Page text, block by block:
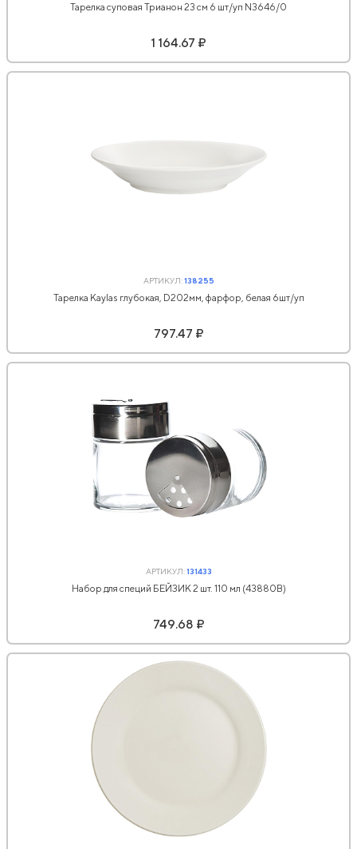
Тарелка суповая Трианон 23 см 6 шт/уп N3646/0
1 164.67 ₽
АРТИКУЛ:138255
Тарелка Kaylas глубокая, D202мм, фарфор, белая 6шт/уп
797.47 ₽
АРТИКУЛ:131433
Набор для специй БЕЙЗИК 2 шт. 110 мл (43880B)
749.68 ₽